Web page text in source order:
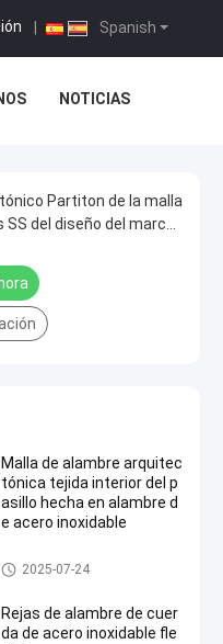
Spanish
NOTICIAS
Partiton de la malla
del diseño del marco
Malla de alambre arquitec
tónica tejida interior del p
asillo hecha en alambre d
e acero inoxidable
malla de alambre arquitectóni
ca
2025-07-24
Rejas de alambre de cuer
da de acero inoxidable fle